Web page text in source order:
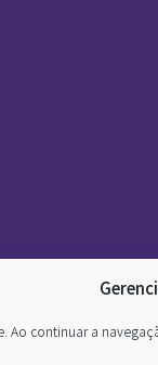
Ao continuar a
grego.